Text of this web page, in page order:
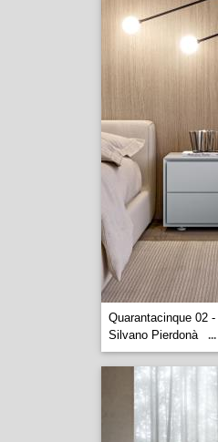
Quarantacinque 02 -
Silvano Pierdonà
...